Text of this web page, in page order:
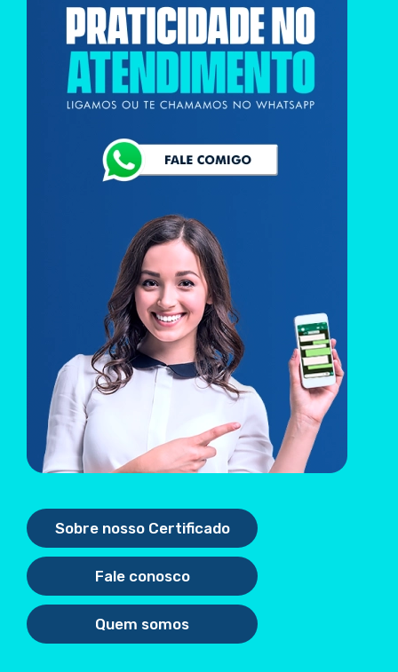
Sobre nosso Certificado
Fale conosco
Quem somos